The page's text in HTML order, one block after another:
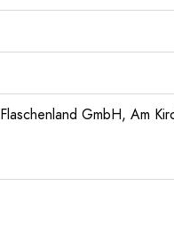
Flaschenland GmbH, Am